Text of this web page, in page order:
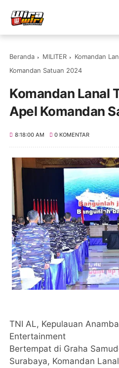
Beranda MILITER
Komandan
Komandan Satuan 2024
Komandan Lanal
Apel Komandan
8:18:00 AM 0 KOMENTAR
TNI AL, Kepulauan
Entertainment
Bertempat di Graha
Surabaya, Komandan